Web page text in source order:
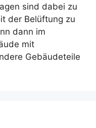
sind dabei zu
der Belüftung zu
dann im
mit
Gebäudeteile